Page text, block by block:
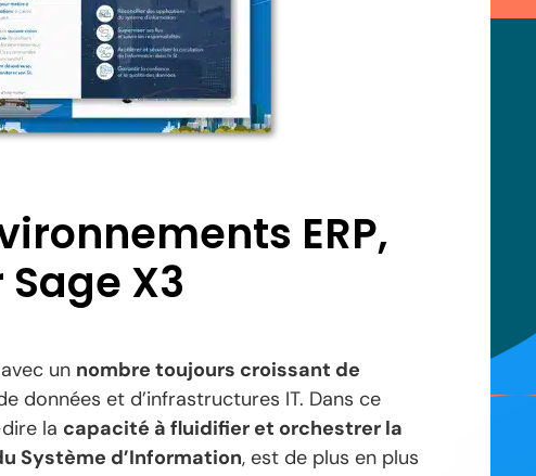
ERP,
X3
un nombre toujours croissant de
données et d’infrastructures IT. Dans ce
la capacité à fluidifier et orchestrer la
Système d’Information, est de plus en plus